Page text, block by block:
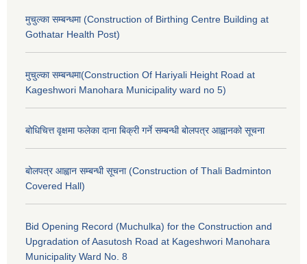
मुचुल्का सम्बन्धमा (Construction of Birthing Centre Building at
Gothatar Health Post)
मुचुल्का सम्बन्धमा(Construction Of Hariyali Height Road at
Kageshwori Manohara Municipality ward no 5)
बोधिचित्त वृक्षमा फलेका दाना बिक्री गर्ने सम्बन्धी बोलपत्र आह्वानको सूचना
बोलपत्र आह्वान सम्बन्धी सूचना (Construction of Thali Badminton
Covered Hall)
Bid Opening Record (Muchulka) for the Construction and
Upgradation of Aasutosh Road at Kageshwori Manohara
Municipality Ward No. 8